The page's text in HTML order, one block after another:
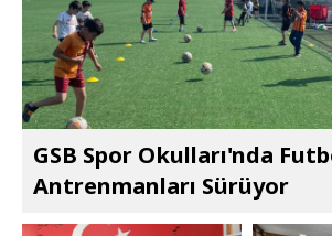
GSB Spor Okulları'nda
Antrenmanları Sürüyor